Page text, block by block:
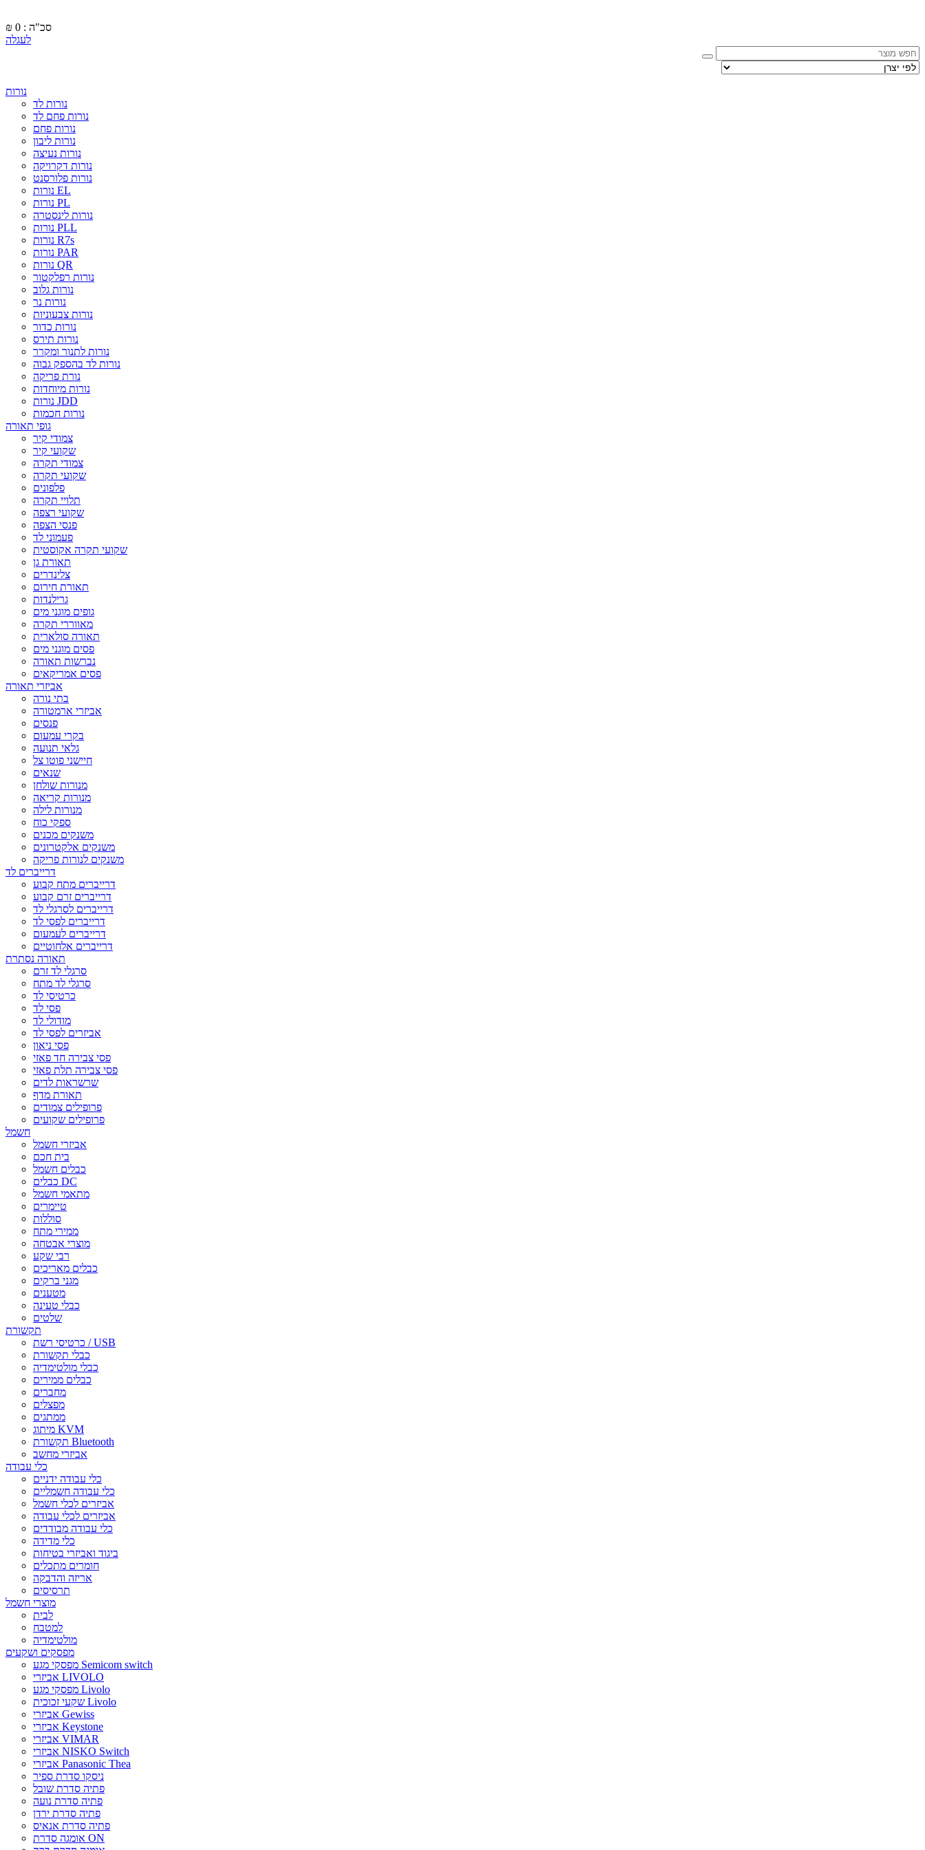
₪
סכ"ה : 0
לעגלה
נורות
נורות לד
נורות פחם לד
נורות פחם
נורות ליבון
נורות נעיצה
נורות דקרויקה
נורות פלורסנט
נורות EL
נורות PL
נורות לינסטרה
נורות PLL
נורות R7s
נורות PAR
נורות QR
נורות רפלקטור
נורות גלוב
נורות נר
נורות צבעוניות
נורות כדור
נורות תירס
נורות לתנור ומקרר
נורות לד בהספק גבוה
נורת פריקה
נורות מיוחדות
נורות JDD
נורות חכמות
גופי תאורה
צמודי קיר
שקועי קיר
צמודי תקרה
שקועי תקרה
פלפונים
תלויי תקרה
שקועי רצפה
פנסי הצפה
פעמוני לד
שקועי תקרה אקוסטית
תאורת גן
צלינדרים
תאורת חירום
גרילנדות
גופים מוגני מים
מאווררי תקרה
תאורה סולארית
פסים מוגני מים
נברשות תאורה
פסים אמריקאים
אביזרי תאורה
בתי נורה
אביזרי ארמטורה
פנסים
בקרי עמעום
גלאי תנועה
חיישני פוטו צל
שנאים
מנורות שולחן
מנורות קריאה
מנורות לילה
ספקי כוח
משנקים מכנים
משנקים אלקטרונים
משנקים לנורות פריקה
דרייברים לד
דרייברים מתח קבוע
דרייברים זרם קבוע
דרייברים לסרגלי לד
דרייברים לפסי לד
דרייברים לעמעום
דרייברים אלחוטיים
תאורה נסתרת
סרגלי לד זרם
סרגלי לד מתח
כרטיסי לד
פסי לד
מודולי לד
אביזרים לפסי לד
פסי ניאון
פסי צבירה חד פאזי
פסי צבירה תלת פאזי
שרשראות לדים
תאורת מדף
פרופילים צמודים
פרופילים שקועים
חשמל
אביזרי חשמל
בית חכם
כבלים חשמל
כבלים DC
מתאמי חשמל
טיימרים
סוללות
ממירי מתח
מוצרי אבטחה
רבי שקע
כבלים מאריכים
מגני ברקים
מטענים
כבלי טעינה
שלטים
תקשורת
כרטיסי רשת / USB
כבלי תקשורת
כבלי מולטימדיה
כבלים ממירים
מחברים
מפצלים
ממתגים
מיתוג KVM
תקשורת Bluetooth
אביזרי מחשב
כלי עבודה
כלי עבודה ידניים
כלי עבודה חשמליים
אביזרים לכלי חשמל
אביזרים לכלי עבודה
כלי עבודה מבודדים
כלי מדידה
ביגוד ואביזרי בטיחות
חומרים מתכלים
אריזה והדבקה
תרסיסים
מוצרי חשמל
לבית
למטבח
מולטימדיה
מפסקים ושקעים
מפסקי מגע Semicom switch
אביזרי LIVOLO
מפסקי מגע Livolo
שקעי זכוכית Livolo
אביזרי Gewiss
אביזרי Keystone
אביזרי VIMAR
אביזרי NISKO Switch
אביזרי Panasonic Thea
ניסקו סדרת ספיר
פתיה סדרת שובל
פתיה סדרת נועה
פתיה סדרת ירדן
פתיה סדרת אנאיס
אומגה סדרת ON